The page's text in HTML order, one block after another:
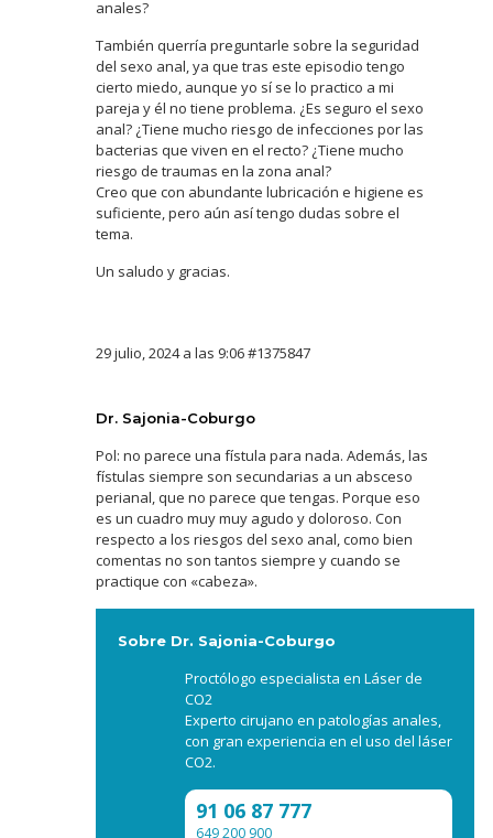
anales?
También querría preguntarle sobre la seguridad
del sexo anal, ya que tras este episodio tengo
cierto miedo, aunque yo sí se lo practico a mi
pareja y él no tiene problema. ¿Es seguro el sexo
anal? ¿Tiene mucho riesgo de infecciones por las
bacterias que viven en el recto? ¿Tiene mucho
riesgo de traumas en la zona anal?
Creo que con abundante lubricación e higiene es
suficiente, pero aún así tengo dudas sobre el
tema.
Un saludo y gracias.
29 julio, 2024 a las 9:06#1375847
Dr. Sajonia-Coburgo
Pol: no parece una fístula para nada. Además, las
fístulas siempre son secundarias a un absceso
perianal, que no parece que tengas. Porque eso
es un cuadro muy muy agudo y doloroso. Con
respecto a los riesgos del sexo anal, como bien
comentas no son tantos siempre y cuando se
practique con «cabeza».
Sobre Dr. Sajonia-Coburgo
Proctólogo especialista en Láser de
CO2
Experto cirujano en patologías anales,
con gran experiencia en el uso del láser
CO2.
91 06 87 777
649 200 900